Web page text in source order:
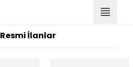
Resmi İlanlar